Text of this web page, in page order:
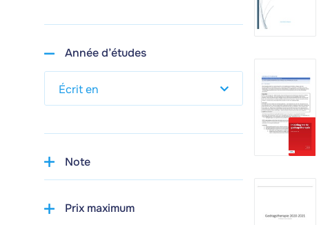
Année d’études
Note
Prix maximum